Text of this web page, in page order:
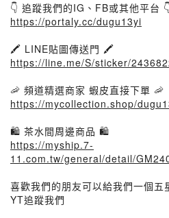
👇 追蹤我們的IG、FB或其他平台
https://portaly.cc/dugu13yi
🖍️ LINE貼圖傳送門 🖍️
https://line.me/S/sticker/
🦐 頻道精選商家 蝦皮直接下單 🦐
https://mycollection.shop/
🛍️ 茶水間周邊商品 🛍️
https://myship.7-
11.com.tw/general/detail/
喜歡我們的朋友可以給我們一個
YT追蹤我們